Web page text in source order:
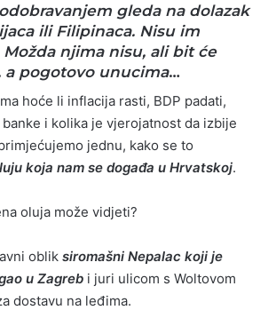
gleda na dolazak
ili Filipinaca. Nisu im
njima nisu, ali bit će
a pogotovo unucima…
hoće li inflacija rasti, BDP padati,
i kolika je vjerojatnost da izbije
jednu, kako se to
koja nam se događa u Hrvatskoj.
oluja može vidjeti?
oblik siromašni Nepalac koji je
u Zagreb i juri ulicom s Woltovom
dostavu na leđima.